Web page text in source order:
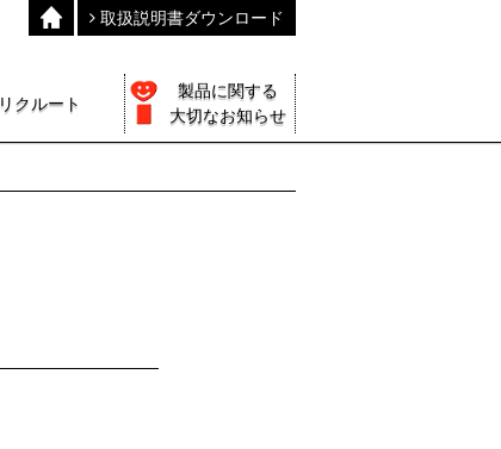
取扱説明書ダウンロード
リクルート
製品に関する
大切なお知らせ